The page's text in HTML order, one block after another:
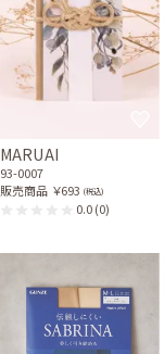
MARUAI
93-0007
販売商品 ￥693 (税込)
0.0(0)